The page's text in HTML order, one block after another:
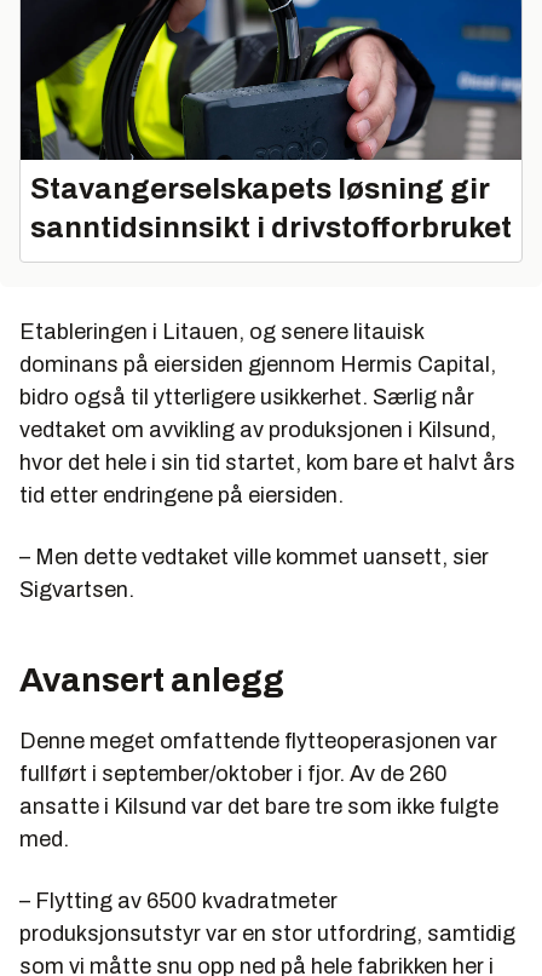
Stavangerselskapets løsning gir
sanntidsinnsikt i drivstofforbruket
Etableringen i Litauen, og senere litauisk
dominans på eiersiden gjennom Hermis Capital,
bidro også til ytterligere usikkerhet. Særlig når
vedtaket om avvikling av produksjonen i Kilsund,
hvor det hele i sin tid startet, kom bare et halvt års
tid etter endringene på eiersiden.
– Men dette vedtaket ville kommet uansett, sier
Sigvartsen.
Avansert anlegg
Denne meget omfattende flytteoperasjonen var
fullført i september/oktober i fjor. Av de 260
ansatte i Kilsund var det bare tre som ikke fulgte
med.
– Flytting av 6500 kvadratmeter
produksjonsutstyr var en stor utfordring, samtidig
som vi måtte snu opp ned på hele fabrikken her i